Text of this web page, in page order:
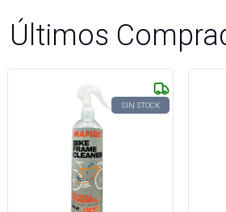
Últimos
SIN STOCK